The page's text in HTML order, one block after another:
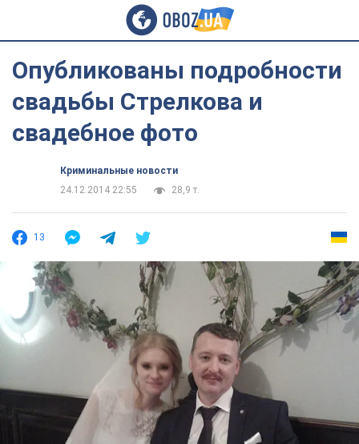
Опубликованы подробности
свадьбы Стрелкова и
свадебное фото
Криминальные новости
24.12.2014 22:55
28,9 т.
13